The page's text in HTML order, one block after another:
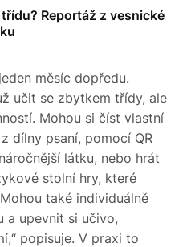
Reportáž z vesnické
měsíc dopředu.
učit se zbytkem třídy, ale
Mohou si číst vlastní
dílny psaní, pomocí QR
látku, nebo hrát
stolní hry, které
také individuálně
a upevnit si učivo,
popisuje. V praxi to